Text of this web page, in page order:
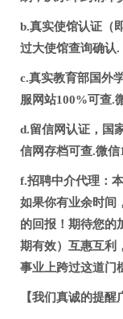
b.真实使馆认证（
过大使馆查询确认.
c.真实教育部国外
服网站100%可查.
d.留信网认证，国
信网存档可查.微信
f.招聘中介代理：
如果你有业余时间
的回报！期待您的
期有效）互惠互利
事业上跨过这道门
【我们真诚的提